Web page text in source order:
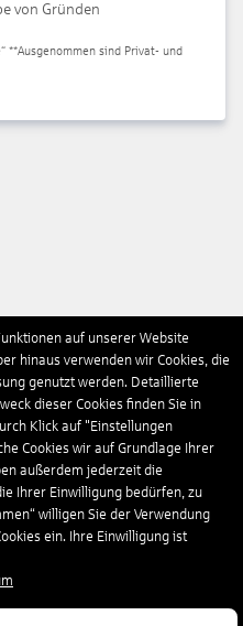
von Gründen
**Ausgenommen sind Privat- und
auf unserer Website
hinaus verwenden wir Cookies, die
genutzt werden. Detaillierte
dieser Cookies finden Sie in
Klick auf "Einstellungen
Cookies wir auf Grundlage Ihrer
außerdem jederzeit die
Ihrer Einwilligung bedürfen, zu
willigen Sie der Verwendung
ein. Ihre Einwilligung ist